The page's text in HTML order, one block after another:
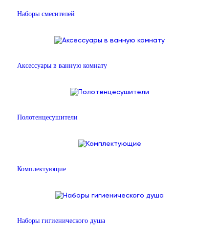
Наборы смесителей
Аксессуары в ванную комнату
Полотенцесушители
Комплектующие
Наборы гигиенического душа